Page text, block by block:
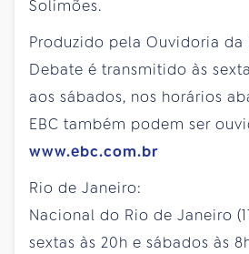
Solimões.
Produzido pela Ouvidoria da
Debate é transmitido às
aos sábados, nos horários
EBC também podem ser
www.ebc.com.br
Rio de Janeiro:
Nacional do Rio de
sextas às 20h e sábados às